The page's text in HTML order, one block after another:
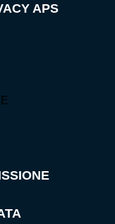
APS